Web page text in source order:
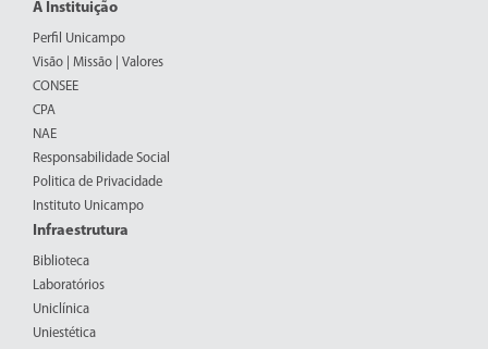
A Instituição
Perfil Unicampo
Visão | Missão | Valores
CONSEE
CPA
NAE
Responsabilidade Social
Politica de Privacidade
Instituto Unicampo
Infraestrutura
Biblioteca
Laboratórios
Uniclínica
Uniestética